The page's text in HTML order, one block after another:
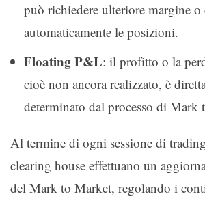
può richiedere ulteriore margine o
automaticamente le posizioni.
Floating P&L: il profitto o la
cioè non ancora realizzato, è
determinato dal processo di Mark
Al termine di ogni sessione di
clearing house effettuano un
del Mark to Market, regolando i